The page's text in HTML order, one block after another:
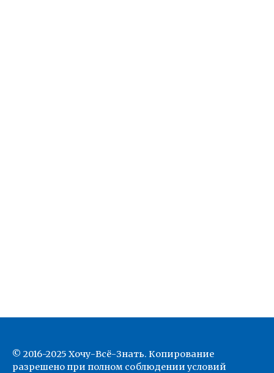
© 2016-2025 Хочу-Всё-Знать. Копирование
разрешено при полном соблюдении условий